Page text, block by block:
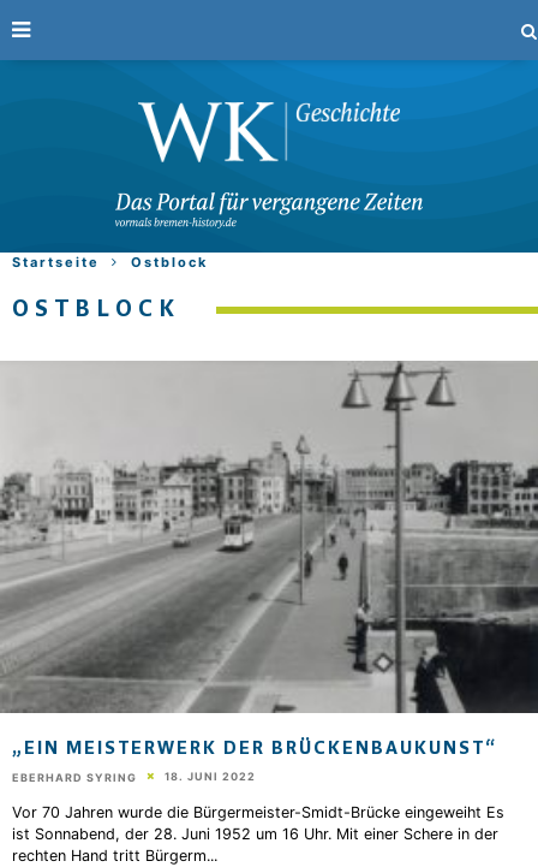
Startseite Ostblock
OSTBLOCK
„EIN MEISTERWERK DER BRÜCKENBAUKUNST“
EBERHARD SYRING 18. JUNI 2022
Vor 70 Jahren wurde die Bürgermeister-Smidt-Brücke eingeweiht Es
ist Sonnabend, der 28. Juni 1952 um 16 Uhr. Mit einer Schere in der
rechten Hand tritt Bürgerm...